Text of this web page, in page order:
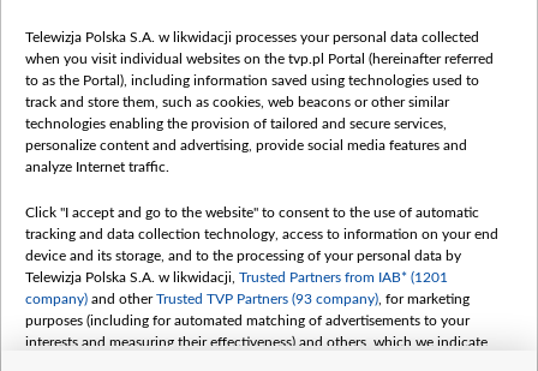
Безопасность
Youtube
Белсат news
Белсат Life
Belsat English
Biełsat PL
Белсат Now
Белсат Shorts
Белсат History
Telewizja Polska S.A. w likwidacji processes your personal data collected
when you visit individual websites on the tvp.pl Portal (hereinafter referred
to as the Portal), including information saved using technologies used to
track and store them, such as cookies, web beacons or other similar
technologies enabling the provision of tailored and secure services,
personalize content and advertising, provide social media features and
analyze Internet traffic.
Click "I accept and go to the website" to consent to the use of automatic
tracking and data collection technology, access to information on your end
device and its storage, and to the processing of your personal data by
Telewizja Polska S.A. w likwidacji, Trusted Partners from IAB* (1201
company) and otherTrusted TVP Partners (93 company) , for marketing
purposes (including for automated matching of advertisements to your
interests and measuring their effectiveness) and others, which we indicate